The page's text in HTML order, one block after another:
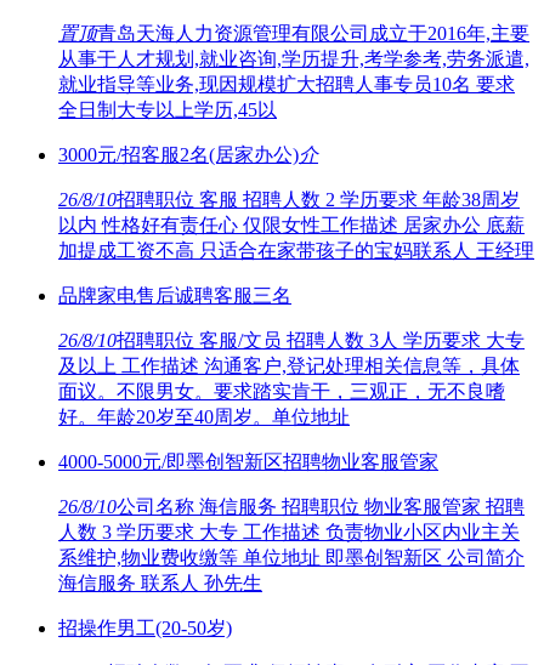
置顶青岛天海人力资源管理有限公司成立于2016年,主要
从事于人才规划,就业咨询,学历提升,考学参考,劳务派遣,
就业指导等业务,现因规模扩大招聘人事专员10名 要求
全日制大专以上学历,45以
3000元/招客服2名(居家办公)介
26/8/10招聘职位 客服 招聘人数 2 学历要求 年龄38周岁
以内 性格好有责任心 仅限女性工作描述 居家办公 底薪
加提成工资不高 只适合在家带孩子的宝妈联系人 王经理
品牌家电售后诚聘客服三名
26/8/10招聘职位 客服/文员 招聘人数 3人 学历要求 大专
及以上 工作描述 沟通客户,登记处理相关信息等，具体
面议。不限男女。要求踏实肯干，三观正，无不良嗜
好。年龄20岁至40周岁。单位地址
4000-5000元/即墨创智新区招聘物业客服管家
26/8/10公司名称 海信服务 招聘职位 物业客服管家 招聘
人数 3 学历要求 大专 工作描述 负责物业小区内业主关
系维护,物业费收缴等 单位地址 即墨创智新区 公司简介
海信服务 联系人 孙先生
招操作男工(20-50岁)